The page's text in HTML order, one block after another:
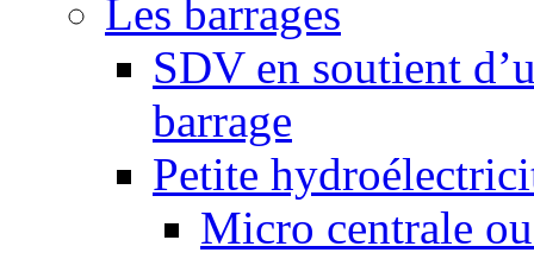
Les barrages
SDV en soutient
barrage
Petite
Micro centrale